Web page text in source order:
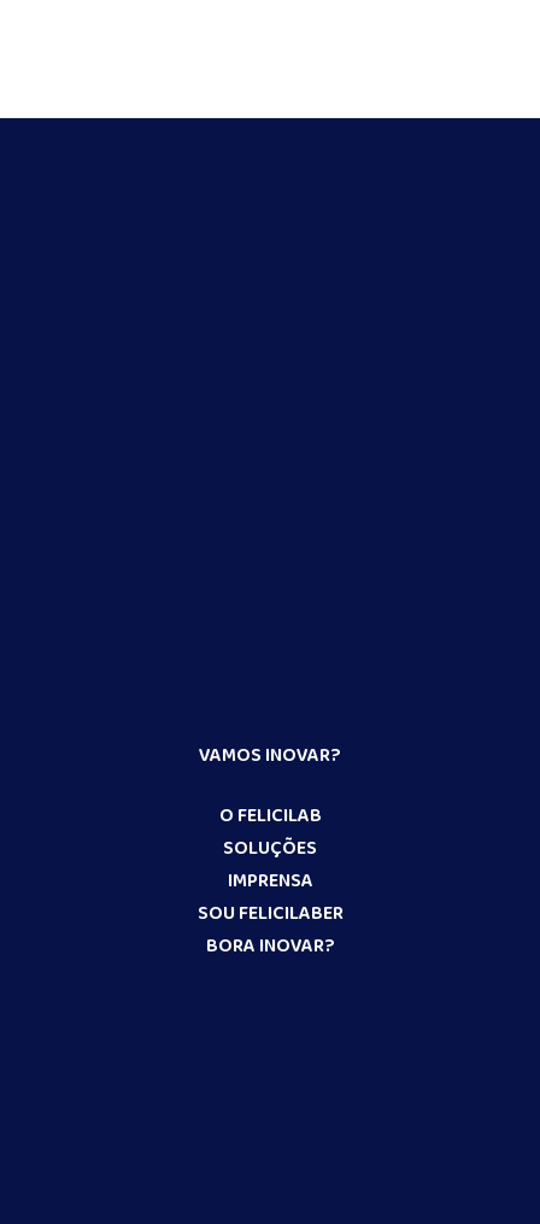
VAMOS INOVAR?
O FELICILAB
SOLUÇÕES
IMPRENSA
SOU FELICILABER
BORA INOVAR?